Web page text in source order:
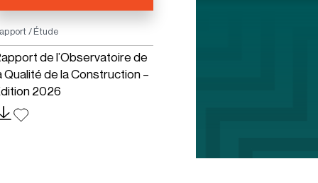
/ Étude
de l’Observatoire de
Qualité de la Construction –
2026